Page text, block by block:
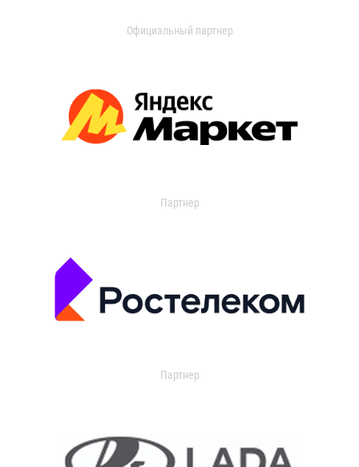
Официальный партнер
Партнер
Партнер